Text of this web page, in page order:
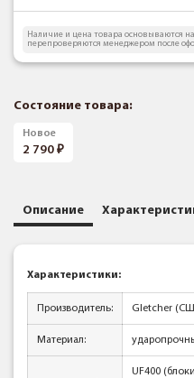
Наличие и цена товара основываются
перепроверяются менеджером после
Состояние товара:
Новое
2 790
Описание
Характеристики:
Производитель: Gletcher
Материал:
UF400